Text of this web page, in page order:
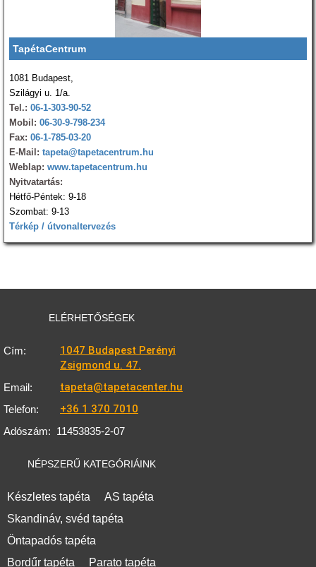
TapétaCentrum
1081 Budapest,
Szilágyi u. 1/a.
Tel.: 06-1-303-90-52
Mobil: 06-30-9-798-234
Fax: 06-1-785-03-20
E-Mail: tapeta@tapetacentrum.hu
Weblap: www.tapetacentrum.hu
Nyitvatartás:
Hétfő-Péntek: 9-18
Szombat: 9-13
Térkép / útvonaltervezés
ELÉRHETŐSÉGEK
Cím:
1047 Budapest Perényi
Zsigmond u. 47.
Email: tapeta@tapetacenter.hu
Telefon: +36 1 370 7010
Adószám: 11453835-2-07
NÉPSZERŰ KATEGÓRIÁINK
Készletes tapéta
AS tapéta
Skandináv, svéd tapéta
Öntapadós tapéta
Bordűr tapéta
Parato tapéta